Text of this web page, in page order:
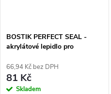
BOSTIK PERFECT SEAL -
akrylátové lepidlo pro
66,94 Kč bez DPH
81 Kč
Skladem